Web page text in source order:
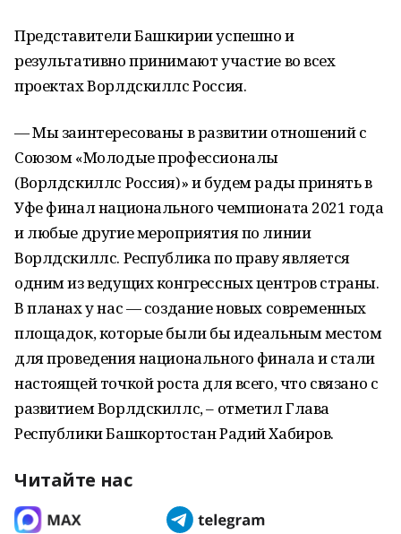
Представители Башкирии успешно и
результативно принимают участие во всех
проектах Ворлдскиллс Россия.
— Мы заинтересованы в развитии отношений с
Союзом «Молодые профессионалы
(Ворлдскиллс Россия)» и будем рады принять в
Уфе финал национального чемпионата 2021 года
и любые другие мероприятия по линии
Ворлдскиллс. Республика по праву является
одним из ведущих конгрессных центров страны.
В планах у нас — создание новых современных
площадок, которые были бы идеальным местом
для проведения национального финала и стали
настоящей точкой роста для всего, что связано с
развитием Ворлдскиллс, – отметил Глава
Республики Башкортостан Радий Хабиров.
Читайте нас